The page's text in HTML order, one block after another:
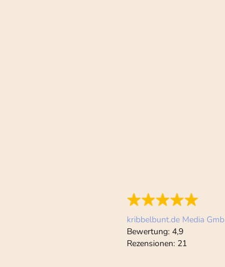
kribbelbunt.de Media
Bewertung: 4,9
Rezensionen: 21